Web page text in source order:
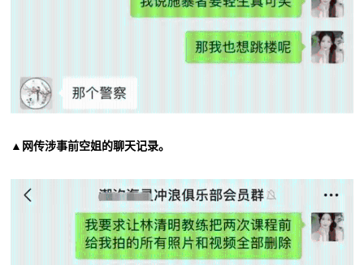
▲网传涉事前空姐的聊天记录。